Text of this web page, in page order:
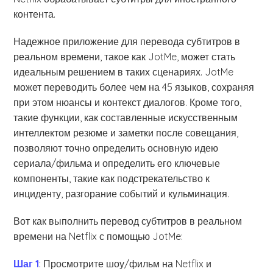
контента.
Надежное приложение для перевода субтитров в
реальном времени, такое как JotMe, может стать
идеальным решением в таких сценариях. JotMe
может переводить более чем на 45 языков, сохраняя
при этом нюансы и контекст диалогов. Кроме того,
такие функции, как составленные искусственным
интеллектом резюме и заметки после совещания,
позволяют точно определить основную идею
сериала/фильма и определить его ключевые
компоненты, такие как подстрекательство к
инциденту, разгорание событий и кульминация.
Вот как выполнить перевод субтитров в реальном
времени на Netflix с помощью JotMe:
Шаг 1: Просмотрите шоу/фильм на Netflix и